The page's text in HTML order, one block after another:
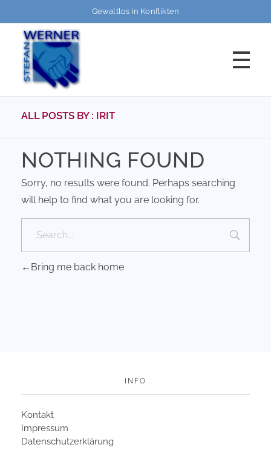
Gewaltlos in Konflikten
FORTBILDUNGEN
Programme
BERATUNG/SUPERVISION
TEAMENTWICKLUNG
Medienarbeit
Veröffentlichungen
Referenzen
Team
ALL POSTS BY : IRIT
NOTHING FOUND
Sorry, no results were found. Perhaps searching
will help to find what you are looking for.
Bring me back home
INFO
Kontakt
Impressum
Datenschutzerklärung